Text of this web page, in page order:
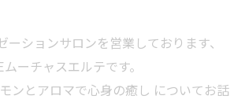
ーションサロンを営業しております、
ーチャスエルテです。
ンとアロマで心身の癒し についてお話